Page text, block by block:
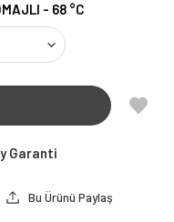
- 68 °C
Garanti
Bu Ürünü Paylaş